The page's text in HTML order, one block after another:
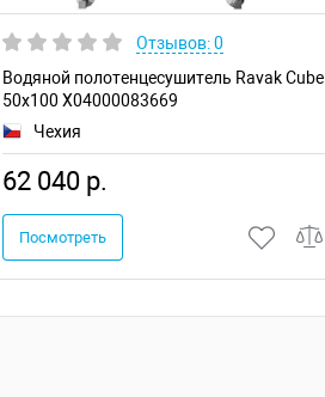
Отзывов: 0
Водяной полотенцесушитель Ravak Cube
50х100 X04000083669
Чехия
62 040 р.
Посмотреть